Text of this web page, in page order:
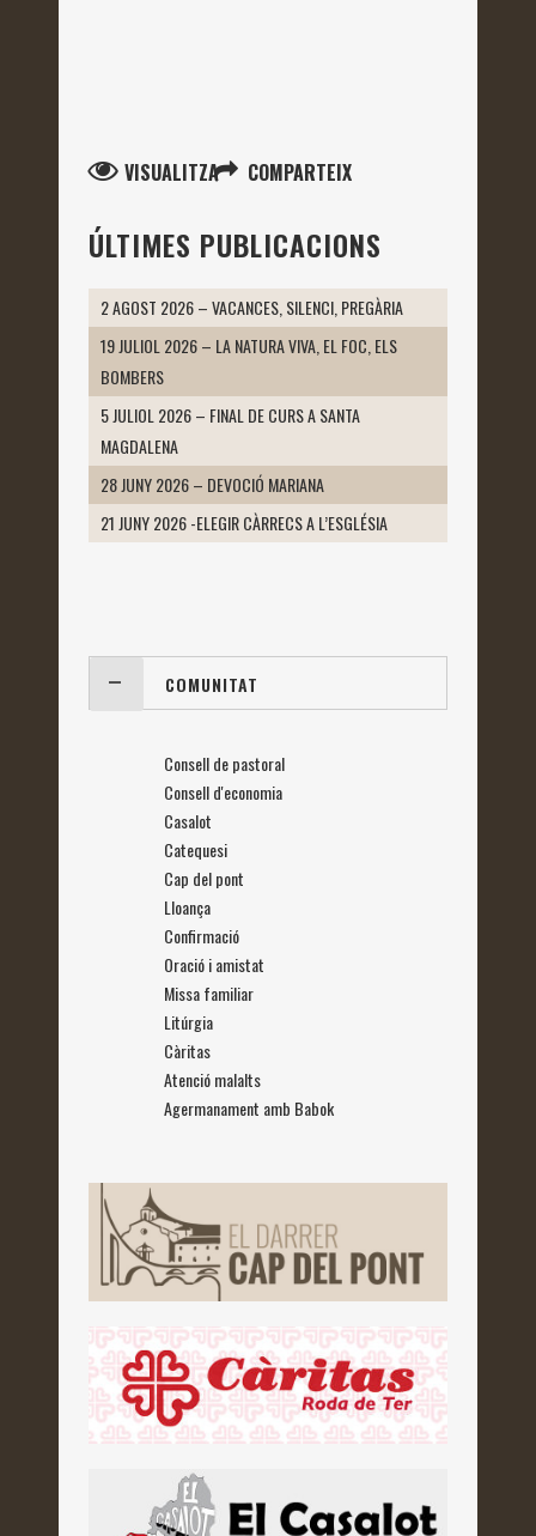
VISUALITZA COMPARTEIX
ÚLTIMES PUBLICACIONS
2 AGOST 2026 – VACANCES, SILENCI, PREGÀRIA
19 JULIOL 2026 – LA NATURA VIVA, EL FOC, ELS
BOMBERS
5 JULIOL 2026 – FINAL DE CURS A SANTA
MAGDALENA
28 JUNY 2026 – DEVOCIÓ MARIANA
21 JUNY 2026 -ELEGIR CÀRRECS A L’ESGLÉSIA
COMUNITAT
Consell de pastoral
Consell d'economia
Casalot
Catequesi
Cap del pont
Lloança
Confirmació
Oració i amistat
Missa familiar
Litúrgia
Càritas
Atenció malalts
Agermanament amb Babok